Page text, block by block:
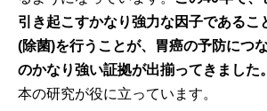
引き起こすかなり強力な因子であるこ
(除菌)を行うことが、胃癌の予防につ
のかなり強い証拠が出揃ってきました。
本の研究が役に立っています。